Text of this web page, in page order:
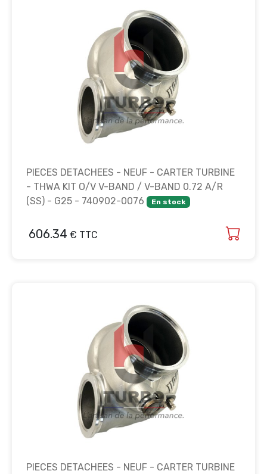
PIECES DETACHEES - NEUF - CARTER TURBINE
- THWA KIT O/V V-BAND / V-BAND 0.72 A/R
(SS) - G25 - 740902-0076
En stock
606.34 € TTC
PIECES DETACHEES - NEUF - CARTER TURBINE